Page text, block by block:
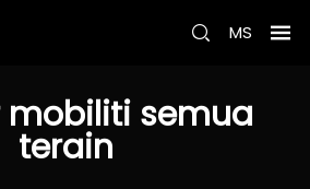
MS
mobiliti semua
terain